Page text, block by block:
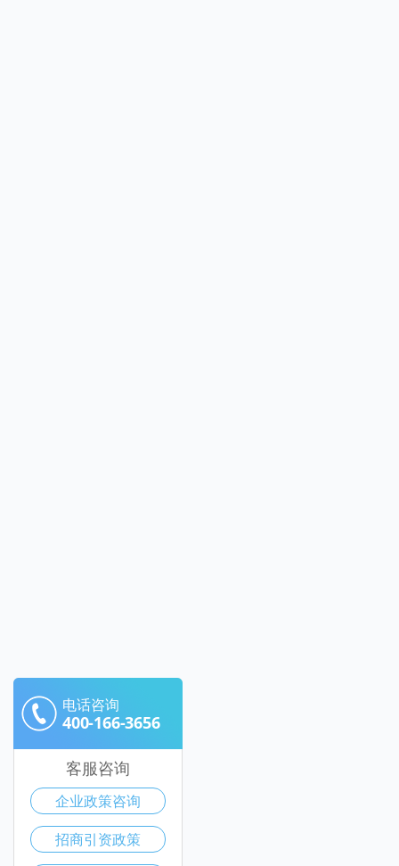
电话咨询
400-166-3656
客服咨询
企业政策咨询
招商引资政策